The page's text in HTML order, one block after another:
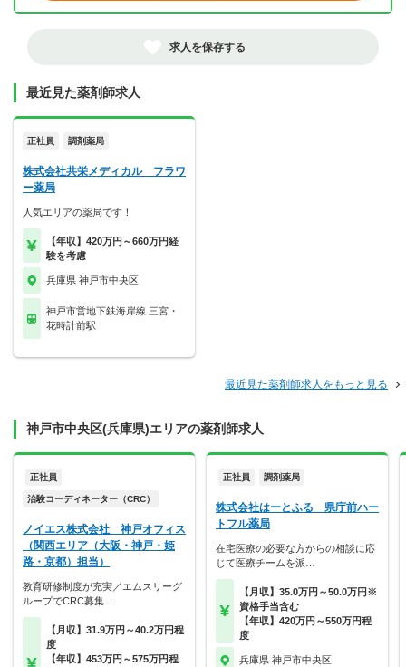
求人を保存する
最近見た薬剤師求人
正社員 調剤薬局
株式会社共栄メディカル フラワ
ー薬局
人気エリアの薬局です！
【年収】420万円～660万円経
験を考慮
兵庫県 神戸市中央区
神戸市営地下鉄海岸線 三宮・
花時計前駅
最近見た薬剤師求人をもっと見る
神戸市中央区(兵庫県)エリアの薬剤師求人
正社員
治験コーディネーター（CRC）
ノイエス株式会社 神戸オフィス
（関西エリア（大阪・神戸・姫
路・京都）担当）
教育研修制度が充実／エムスリーグ
ループでCRC募集…
【月収】31.9万円～40.2万円程
度
【年収】453万円～575万円程
正社員 調剤薬局
株式会社はーとふる 県庁前ハー
トフル薬局
在宅医療の必要な方からの相談に応
じて医療チームを派…
【月収】35.0万円～50.0万円※
資格手当含む
【年収】420万円～550万円程
度
兵庫県 神戸市中央区